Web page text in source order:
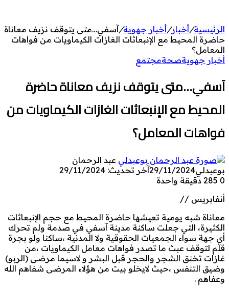
الرئيسية/أخبار/أخبار جهوية/آسفي…متى يتوقف نزيف معاناة
حاضرة المحيط مع الإنبعاثات الغازات الكيماويات من فواهات
المعامل؟
أخبار جهويةصحةمجتمع
آسفي…متى يتوقف نزيف معاناة حاضرة
المحيط مع الإنبعاثات الغازات الكيماويات من
فواهات المعامل؟
عبد الرحمان
بوعبدلي29/11/2024آخر تحديث: 29/11/2024
0
دقيقة واحدة
أنفابريس //
معاناة شبه يومية تعيشها حاضرة المحيط مع حجم الإنبعاثات
الكثيرة، التي جعلت ساكنة مدينة آسفي في صدمة ولم تحرك
أي جهة سواء الجمعيات الحقوقية ولا المدنية ،ساكنا ولو بجرة
قلم لتوقف عبث ما تصدر فواهات معامل الكيماويات ،من
غازات تخنق الشجر والحجر قبل البشر و لاسيما مرضى (الربو)
وضيق التنفس ،حيث لايخلو بيت من هؤلاء المرضى شفاهم الله
وعفاهم .